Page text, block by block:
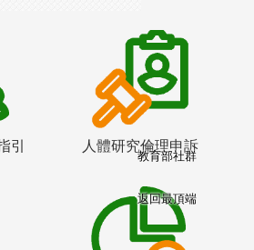
引
人體研究倫理申訴
教育部社群
返回最頂端